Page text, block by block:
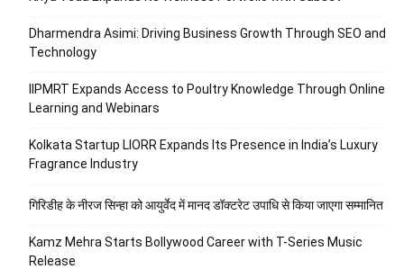
Dharmendra Asimi: Driving Business Growth Through SEO and
Technology
IIPMRT Expands Access to Poultry Knowledge Through Online
Learning and Webinars
Kolkata Startup LIORR Expands Its Presence in India’s Luxury
Fragrance Industry
गिरिडीह के नीरज सिन्हा को आयुर्वेद में मानद डॉक्टरेट उपाधि से किया जाएगा सम्मानित
Kamz Mehra Starts Bollywood Career with T-Series Music
Release